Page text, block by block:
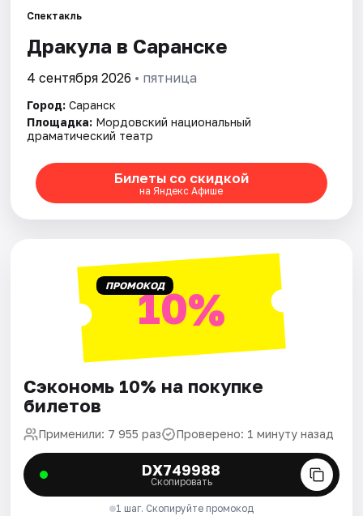
Артисты
Рейтинги
Спектакль
Дракула в Саранске
4 сентября 2026 • пятница
Город: Саранск
Площадка: Мордовский национальный
драматический театр
Билеты со скидкой
на Яндекс Афише
ПРОМОКОД10%
Сэкономь 10% на покупке
билетов
Применили: 7 955 раз Проверено: 1 минуту назад
DX749988
Скопировать
1 шаг. Скопируйте промокод